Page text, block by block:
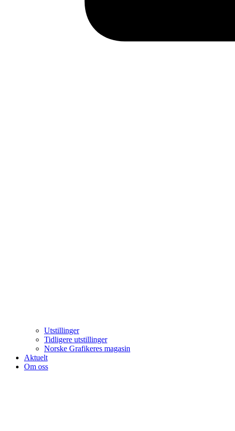
Utstillinger
Tidligere utstillinger
Norske Grafikeres magasin
Aktuelt
Om oss